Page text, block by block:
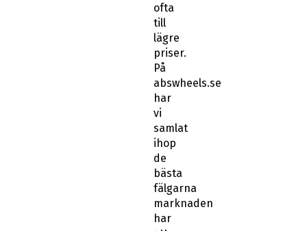
ofta
till
lägre
priser.
På
abswheels.se
har
vi
samlat
ihop
de
bästa
fälgarna
marknaden
har